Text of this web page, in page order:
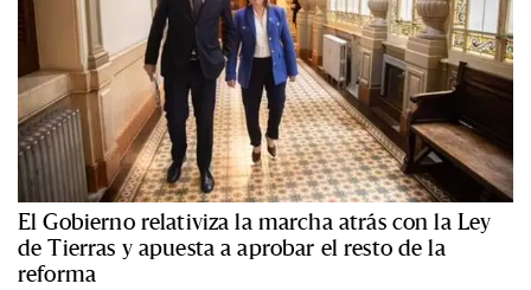
El Gobierno relativiza la marcha atrás con la Ley
de Tierras y apuesta a aprobar el resto de la
reforma